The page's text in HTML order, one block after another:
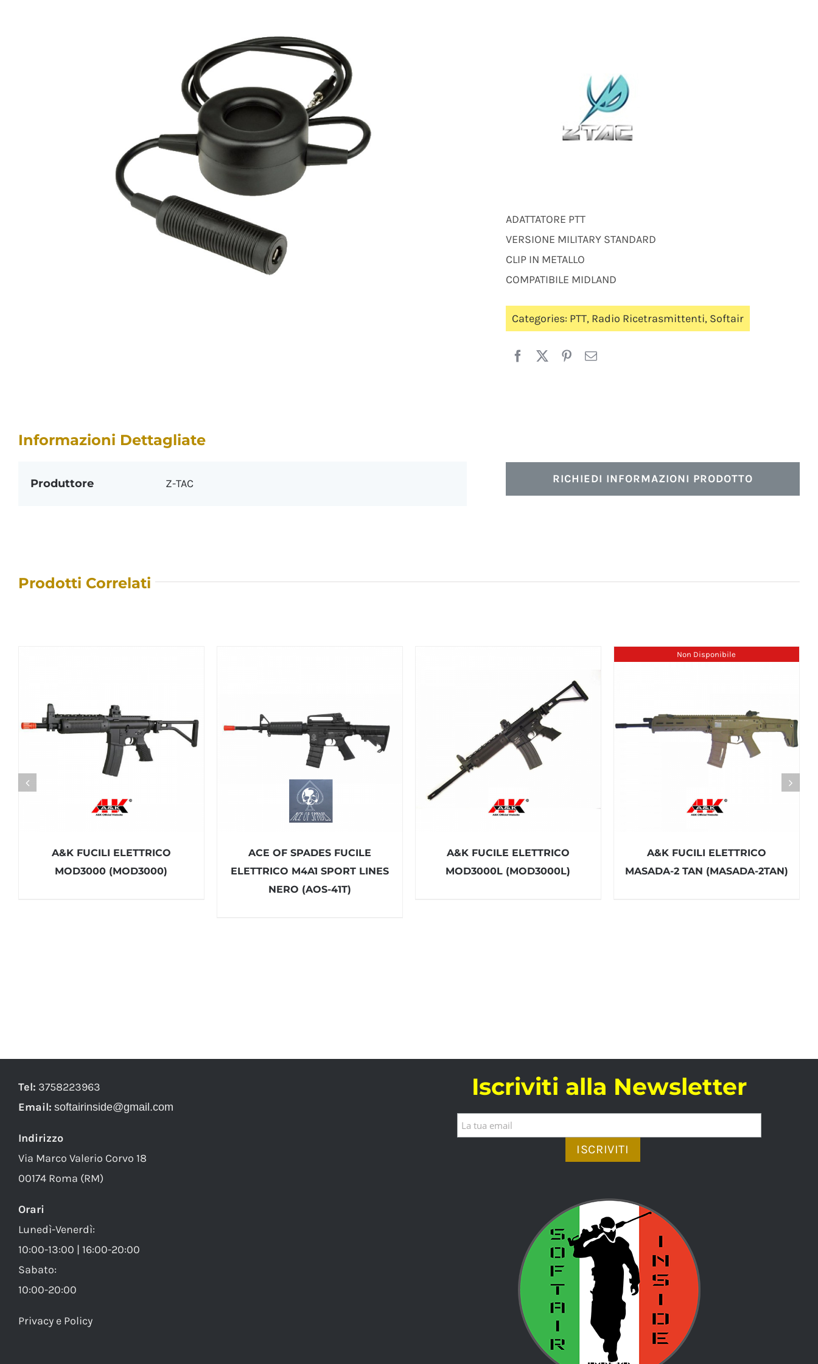
ADATTATORE PTT
VERSIONE MILITARY STANDARD
CLIP IN METALLO
COMPATIBILE MIDLAND
Categories: PTT, Radio Ricetrasmittenti, Softair
Informazioni Dettagliate
Produttore Z-TAC RICHIEDI INFORMAZIONI PRODOTTO
Prodotti Correlati
A&K FUCILI ELETTRICO
MOD3000 (MOD3000)
ACE OF SPADES FUCILE
ELETTRICO M4A1 SPORT LINES
NERO (AOS-41T)
A&K FUCILE ELETTRICO
MOD3000L (MOD3000L)
Non Disponibile
A&K FUCILI ELETTRICO
MASADA-2 TAN (MASADA-2TAN)
Tel: 3758223963
Email: softairinside@gmail.com
Indirizzo
Via Marco Valerio Corvo 18
00174 Roma (RM)
Orari
Lunedì-Venerdì:
10:00-13:00 | 16:00-20:00
Sabato:
10:00-20:00
Privacy e Policy
Iscriviti alla Newsletter